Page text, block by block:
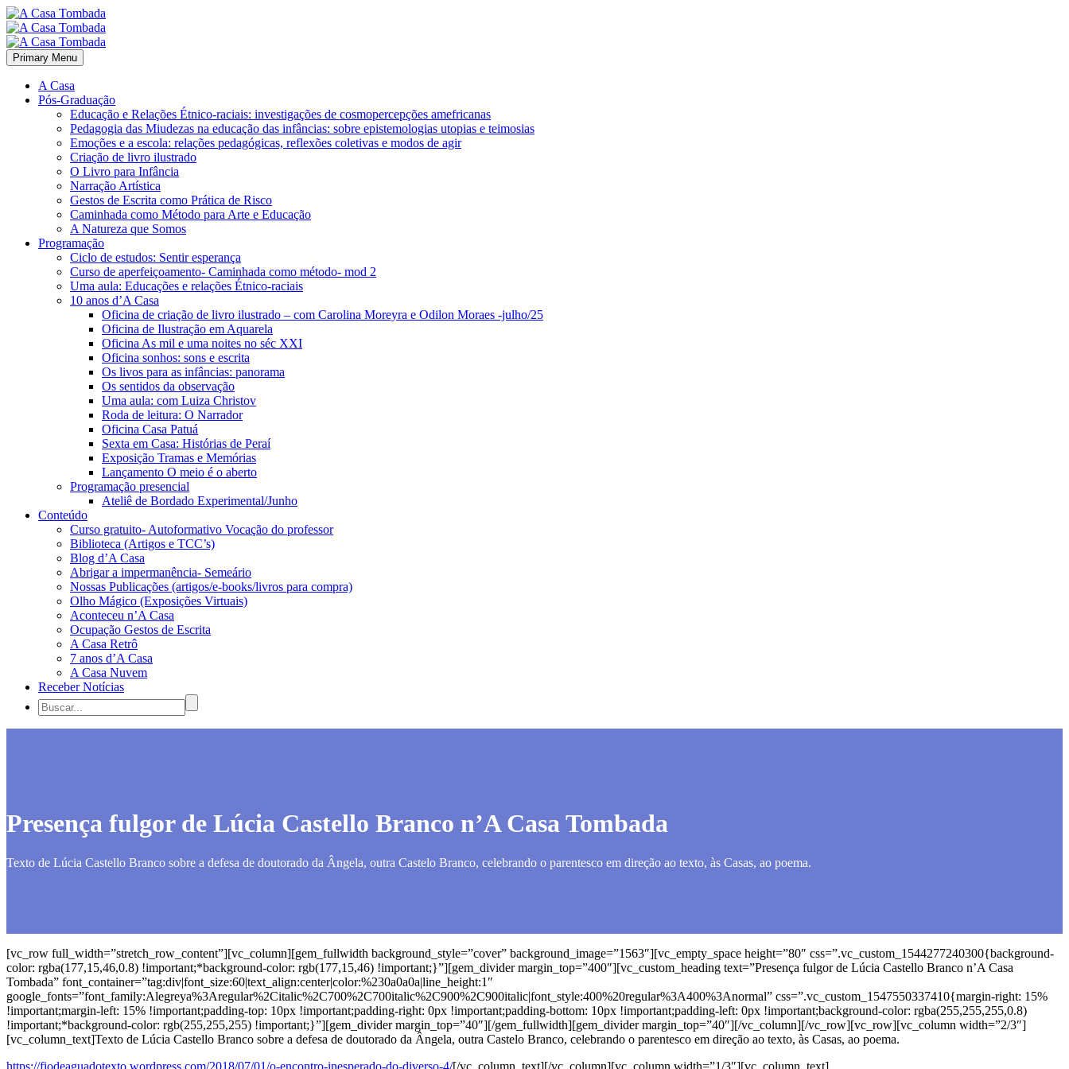
Primary Menu
A Casa
Pós-Graduação
Educação e Relações Étnico-raciais: investigações de cosmopercepções amefricanas
Pedagogia das Miudezas na educação das infâncias: sobre epistemologias utopias e teimosias
Emoções e a escola: relações pedagógicas, reflexões coletivas e modos de agir
Criação de livro ilustrado
O Livro para Infância
Narração Artística
Gestos de Escrita como Prática de Risco
Caminhada como Método para Arte e Educação
A Natureza que Somos
Programação
Ciclo de estudos: Sentir esperança
Curso de aperfeiçoamento- Caminhada como método- mod 2
Uma aula: Educações e relações Étnico-raciais
10 anos d’A Casa
Oficina de criação de livro ilustrado – com Carolina Moreyra e Odilon Moraes -julho/25
Oficina de Ilustração em Aquarela
Oficina As mil e uma noites no séc XXI
Oficina sonhos: sons e escrita
Os livos para as infâncias: panorama
Os sentidos da observação
Uma aula: com Luiza Christov
Roda de leitura: O Narrador
Oficina Casa Patuá
Sexta em Casa: Histórias de Peraí
Exposição Tramas e Memórias
Lançamento O meio é o aberto
Programação presencial
Ateliê de Bordado Experimental/Junho
Conteúdo
Curso gratuito- Autoformativo Vocação do professor
Biblioteca (Artigos e TCC’s)
Blog d’A Casa
Abrigar a impermanência- Semeário
Nossas Publicações (artigos/e-books/livros para compra)
Olho Mágico (Exposições Virtuais)
Aconteceu n’A Casa
Ocupação Gestos de Escrita
A Casa Retrô
7 anos d’A Casa
A Casa Nuvem
Receber Notícias
Presença fulgor de Lúcia Castello Branco n’A Casa Tombada
Texto de Lúcia Castello Branco sobre a defesa de doutorado da Ângela, outra Castelo Branco, celebrando o parentesco em direção ao texto, às Casas, ao poema.
[vc_row full_width=”stretch_row_content”][vc_column][gem_fullwidth background_style=”cover” background_image=”1563″][vc_empty_space height=”80″ css=”.vc_custom_1544277240300{background-
color: rgba(177,15,46,0.8) !important;*background-color: rgb(177,15,46) !important;}”][gem_divider margin_top=”400″][vc_custom_heading text=”Presença fulgor de Lúcia Castello Branco n’A Casa
Tombada” font_container=”tag:div|font_size:60|text_align:center|color:%230a0a0a|line_height:1″
google_fonts=”font_family:Alegreya%3Aregular%2Citalic%2C700%2C700italic%2C900%2C900italic|font_style:400%20regular%3A400%3Anormal” css=”.vc_custom_1547550337410{margin-right: 15%
!important;margin-left: 15% !important;padding-top: 10px !important;padding-right: 0px !important;padding-bottom: 10px !important;padding-left: 0px !important;background-color: rgba(255,255,255,0.8)
!important;*background-color: rgb(255,255,255) !important;}”][gem_divider margin_top=”40″][/gem_fullwidth][gem_divider margin_top=”40″][/vc_column][/vc_row][vc_row][vc_column width=”2/3″]
[vc_column_text]Texto de Lúcia Castello Branco sobre a defesa de doutorado da Ângela, outra Castelo Branco, celebrando o parentesco em direção ao texto, às Casas, ao poema.
https://fiodeaguadotexto.wordpress.com/2018/07/01/o-encontro-inesperado-do-diverso-4/[/vc_column_text][/vc_column][vc_column width=”1/3″][vc_column_text]